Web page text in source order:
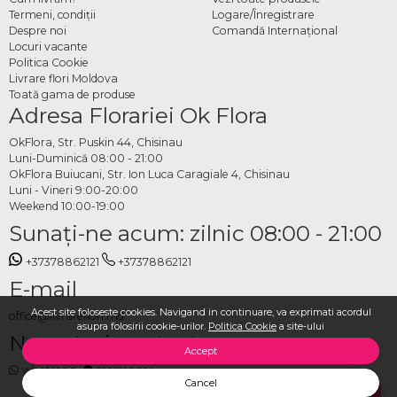
Acest site foloseste cookies. Navigand in continuare, va exprimati acordul
asupra folosirii cookie-urilor. Politica Cookie a site-ului
Accept
Cancel
mușchi și licheni online
Alegi modelul dorit din categorie, specifici data și adresa de livrare și plasezi
comanda. Echipa OkFlora se ocupă de pregătirea compoziției și de livrare la timp,
cu atenție pentru fiecare detaliu, astfel încât produsul să ajungă în stare perfectă,
gata să decoreze orice spațiu.
Termeni, condiţii
Despre noi
Locuri vacante
Politica Cookie
Livrare flori Moldova
Toată gama de produse
Logare/Înregistrare
Comandă Internațional
Adresa Florariei Ok Flora
OkFlora, Str. Puskin 44, Chisinau
Luni-Duminică 08:00 - 21:00
OkFlora Buiucani, Str. Ion Luca Caragiale 4, Chisinau
Luni - Vineri 9:00-20:00
Weekend 10:00-19:00
Sunaţi-ne acum: zilnic 08:00 - 21:00
+37378862121 +37378862121
E-mail
office@livrareflori.md
Ne puteți contacta:
whatsapp, messenger